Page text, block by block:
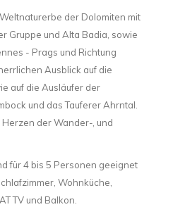
der Dolomiten mit
Gruppe und Alta Badia, sowie
- Prags und Richtung
Ausblick auf die
auf die Ausläufer der
und das Tauferer Ahrntal.
der Wander-, und
für 4 bis 5 Personen geeignet
Wohnküche,
TV und Balkon.